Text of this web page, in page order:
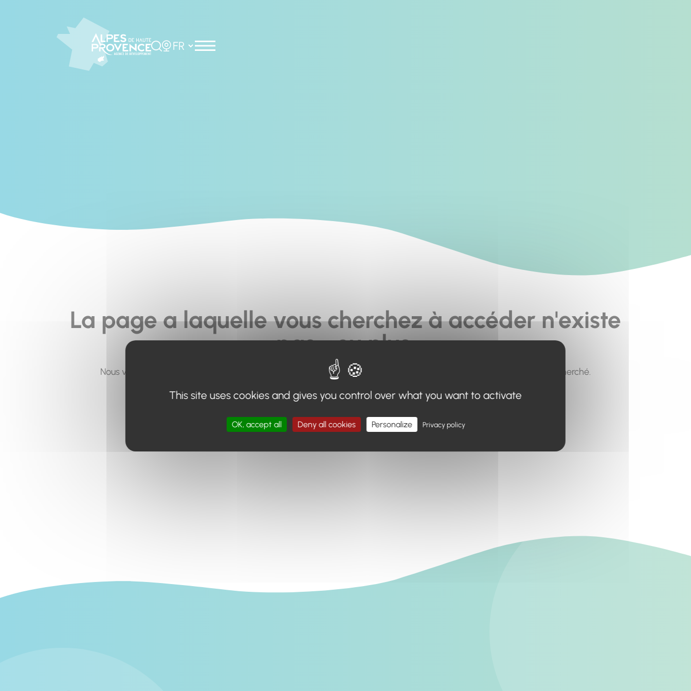
Rechercher
Choisir la langue
La page a laquelle vous cherchez à accéder n'existe
pas... ou plus.
Nous vous invitons à utiliser le moteur de recherche en haut de page, ou à utiliser le menu pour trouver le contenu recherché.
Retour à l'accueil
This site uses cookies and gives you control over what you want to activate
OK, accept all Deny all cookies Personalize Privacy policy